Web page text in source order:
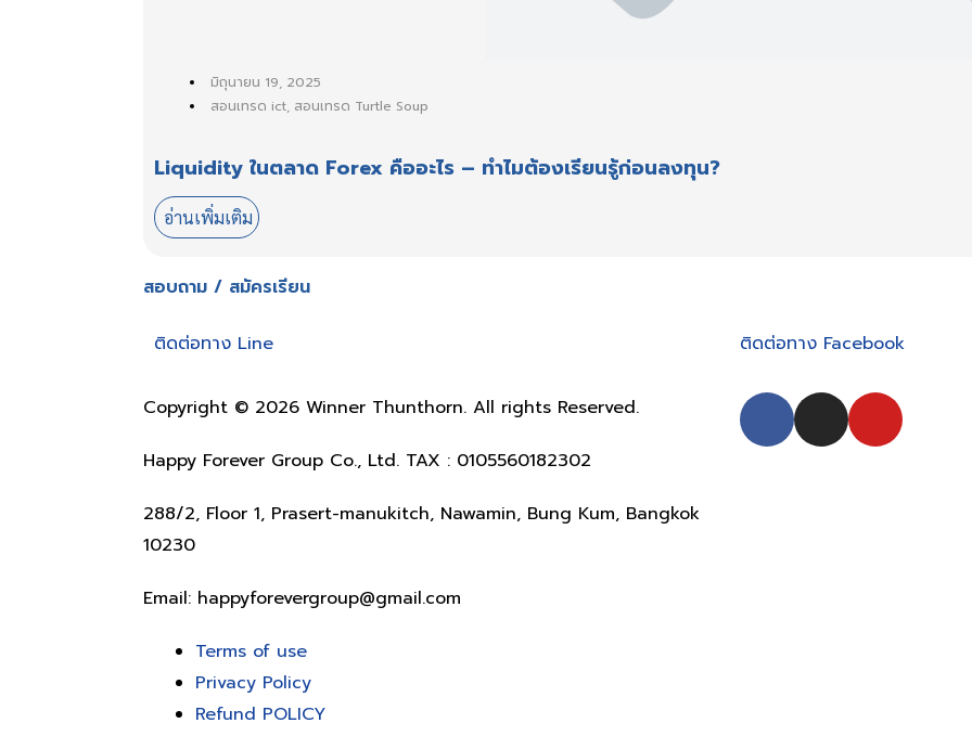
มิถุนายน 19, 2025
สอนเทรด ict, สอนเทรด Turtle Soup
Liquidity ในตลาด Forex คืออะไร – ทำไมต้องเรียนรู้ก่อนลงทุน?
อ่านเพิ่มเติม
สอบถาม / สมัครเรียน
ติดต่อทาง Line ติดต่อทาง Facebook
Copyright © 2026 Winner Thunthorn. All rights Reserved.
Happy Forever Group Co., Ltd. TAX : 0105560182302
288/2, Floor 1, Prasert-manukitch, Nawamin, Bung Kum, Bangkok
10230
Email: happyforevergroup@gmail.com
Terms of use
Privacy Policy
Refund POLICY